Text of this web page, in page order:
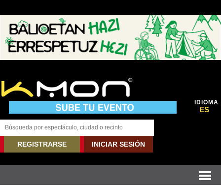
IDIOMA
ES
REGISTRARSE INICIAR SESIÓN